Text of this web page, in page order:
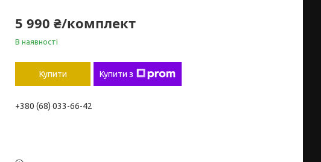
5 990 ₴/комплект
В наявності
Купити Купити з
+380 (68) 033-66-42